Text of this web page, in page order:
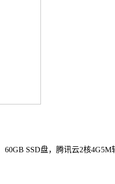
SSD盘，腾讯云2核